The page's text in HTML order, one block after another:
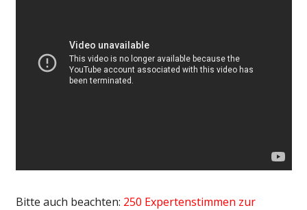
Bitte auch beachten: 250 Expertenstimmen zur